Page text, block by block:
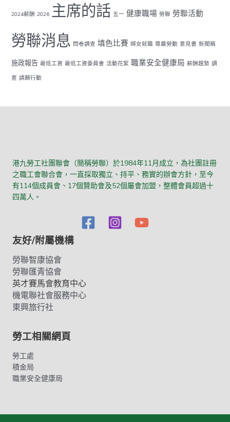
2024薪酬 2026 主席的話 五一 健康職場 勞聯 勞聯活動
勞聯消息 問卷調查 填色比賽 婦女就職 尊嚴勞動 意見書 新聞稿
施政報告 最低工資 最低工資委員會 活動花絮 職業安全健康局 薪酬趨勢 調
查 請願行動
港九勞工社團聯會（簡稱勞聯）於1984年11月成立，為社團註冊
之職工會聯合會，一直採取獨立、持平、務實的辦會方針，至今
有114個成員會、17個贊助會及52個屬會加盟，整體會員超過十
四萬人。
友好/附屬機構
勞聯智康協會
勞聯匯青協會
英才賽馬會教育中心
機電聯社會服務中心
東興旅行社
勞工相關網頁
勞工處
積金局
職業安全健康局